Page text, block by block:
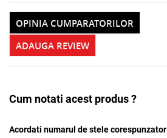
ADAUGA REVIEW
OPINIA CUMPARATORILOR
Cum notati acest produs ?
Acordati numarul de stele